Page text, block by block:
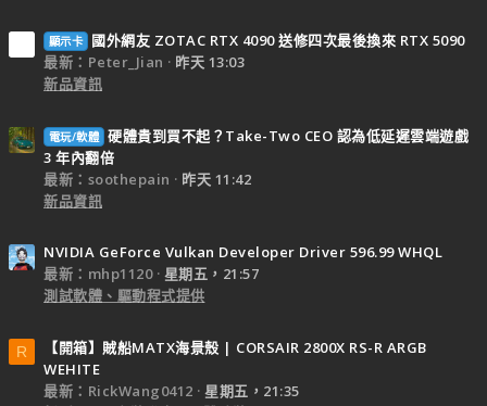
顯示卡
國外網友 ZOTAC RTX 4090 送修四次最後換來 RTX 5090
最新：Peter_Jian
昨天 13:03
新品資訊
電玩/軟體 硬體貴到買不起？Take-Two CEO 認為低延遲雲端遊戲
3 年內翻倍
最新：soothepain
昨天 11:42
新品資訊
NVIDIA GeForce Vulkan Developer Driver 596.99 WHQL
最新：mhp1120
星期五，21:57
測試軟體、驅動程式提供
R
【開箱】賊船MATX海景殼 | CORSAIR 2800X RS-R ARGB
WEHITE
最新：RickWang0412
星期五，21:35